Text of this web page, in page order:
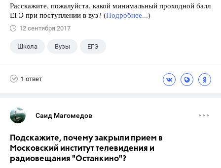
Расскажите, пожалуйста, какой минимальный проходной балл
ЕГЭ при поступлении в вуз? (Подробнее...)
12 сентября 2017
Школа Вузы ЕГЭ
1 ответ
Саид Магомедов
Подскажите, почему закрыли прием в
Московский институт телевидения и
радиовещания "Останкино"?